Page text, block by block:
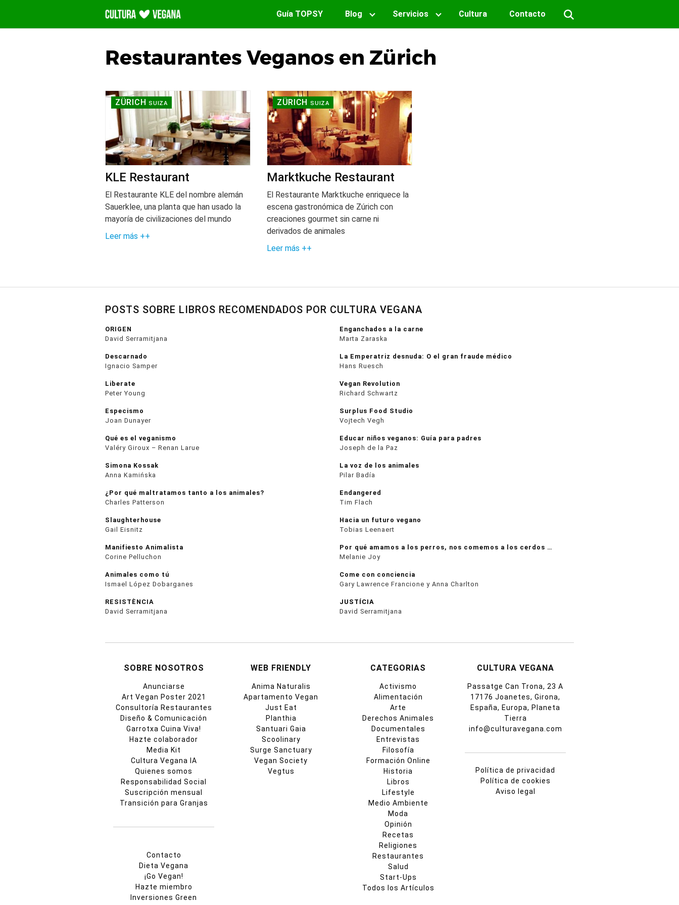
contenido
Guía TOPSY Blog Servicios Cultura Contacto
Restaurantes Veganos en Zürich
ZÜRICH SUIZA
KLE Restaurant
El Restaurante KLE del nombre alemán
Sauerklee, una planta que han usado la
mayoría de civilizaciones del mundo
Leer más ++
ZÜRICH SUIZA
Marktkuche Restaurant
El Restaurante Marktkuche enriquece la
escena gastronómica de Zúrich con
creaciones gourmet sin carne ni
derivados de animales
Leer más ++
POSTS SOBRE LIBROS RECOMENDADOS POR CULTURA VEGANA
ORIGEN
David Serramitjana
Enganchados a la carne
Marta Zaraska
Descarnado
Ignacio Samper
La Emperatriz desnuda: O el gran fraude médico
Hans Ruesch
Liberate
Peter Young
Vegan Revolution
Richard Schwartz
Especismo
Joan Dunayer
Surplus Food Studio
Vojtech Vegh
Qué es el veganismo
Valéry Giroux – Renan Larue
Educar niños veganos: Guía para padres
Joseph de la Paz
Simona Kossak
Anna Kamińska
La voz de los animales
Pilar Badía
¿Por qué maltratamos tanto a los animales?
Charles Patterson
Endangered
Tim Flach
Slaughterhouse
Gail Eisnitz
Hacia un futuro vegano
Tobias Leenaert
Manifiesto Animalista
Corine Pelluchon
Por qué amamos a los perros, nos comemos a los cerdos …
Melanie Joy
Animales como tú
Ismael López Dobarganes
Come con conciencia
Gary Lawrence Francione y Anna Charlton
RESISTÈNCIA
David Serramitjana
JUSTÍCIA
David Serramitjana
SOBRE NOSOTROS
Anunciarse
Art Vegan Poster 2021
Consultoría Restaurantes
Diseño & Comunicación
Garrotxa Cuina Viva!
Hazte colaborador
Media Kit
Cultura Vegana IA
Quienes somos
Responsabilidad Social
Suscripción mensual
Transición para Granjas
Contacto
Dieta Vegana
¡Go Vegan!
Hazte miembro
Inversiones Green
WEB FRIENDLY
Anima Naturalis
Apartamento Vegan
Just Eat
Planthia
Santuari Gaia
Scoolinary
Surge Sanctuary
Vegan Society
Vegtus
CATEGORIAS
Activismo
Alimentación
Arte
Derechos Animales
Documentales
Entrevistas
Filosofía
Formación Online
Historia
Libros
Lifestyle
Medio Ambiente
Moda
Opinión
Recetas
Religiones
Restaurantes
Salud
Start-Ups
Todos los Artículos
CULTURA VEGANA
Passatge Can Trona, 23 A
17176 Joanetes, Girona,
España, Europa, Planeta
Tierra
info@culturavegana.com
Política de privacidad
Política de cookies
Aviso legal